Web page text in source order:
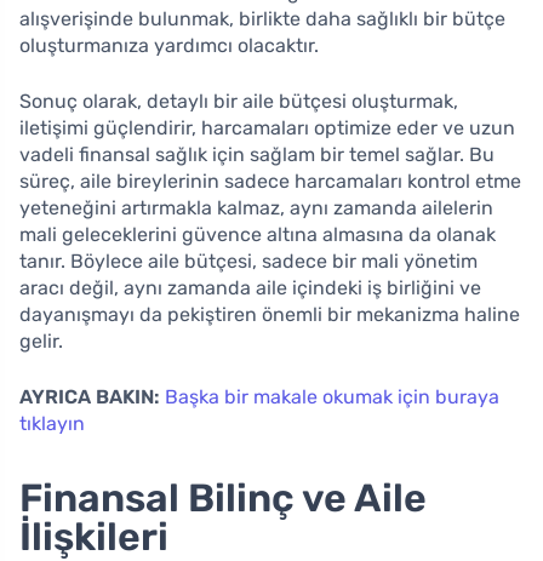
alışverişinde bulunmak, birlikte daha sağlıklı bir bütçe
oluşturmanıza yardımcı olacaktır.
Sonuç olarak, detaylı bir aile bütçesi oluşturmak,
iletişimi güçlendirir, harcamaları optimize eder ve uzun
vadeli finansal sağlık için sağlam bir temel sağlar. Bu
süreç, aile bireylerinin sadece harcamaları kontrol etme
yeteneğini artırmakla kalmaz, aynı zamanda ailelerin
mali geleceklerini güvence altına almasına da olanak
tanır. Böylece aile bütçesi, sadece bir mali yönetim
aracı değil, aynı zamanda aile içindeki iş birliğini ve
dayanışmayı da pekiştiren önemli bir mekanizma haline
gelir.
AYRICA BAKIN: Başka bir makale okumak için buraya
tıklayın
Finansal Bilinç ve Aile
İlişkileri